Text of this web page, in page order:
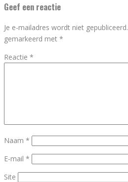
Geef een reactie
Je e-mailadres wordt niet gepubliceerd.
gemarkeerd met *
Reactie *
Naam *
E-mail *
Site